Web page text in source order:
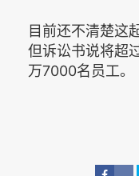
目前还不清楚这
但诉讼书说将超
万7000名员工。